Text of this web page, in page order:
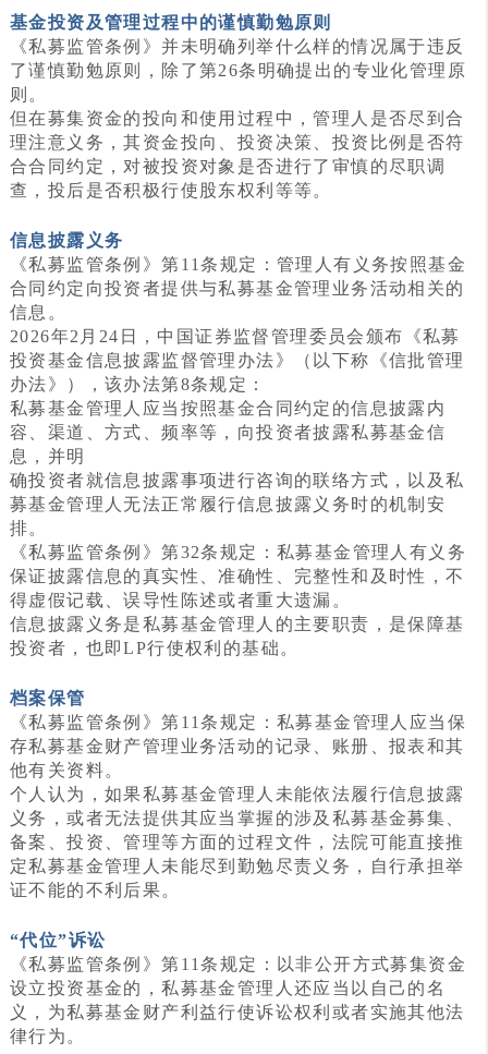
基金投资及管理过程中的谨慎勤勉原则
《私募监管条例》并未明确列举什么样的情况属于违反
了谨慎勤勉原则，除了第26条明确提出的专业化管理原
则。
但在募集资金的投向和使用过程中，管理人是否尽到合
理注意义务，其资金投向、投资决策、投资比例是否符
合合同约定，对被投资对象是否进行了审慎的尽职调
查，投后是否积极行使股东权利等等。
信息披露义务
《私募监管条例》第11条规定：管理人有义务按照基金
合同约定向投资者提供与私募基金管理业务活动相关的
信息。
2026年2月24日，中国证券监督管理委员会颁布《私募
投资基金信息披露监督管理办法》（以下称《信批管理
办法》），该办法第8条规定：
私募基金管理人应当按照基金合同约定的信息披露内
容、渠道、方式、频率等，向投资者披露私募基金信
息，并明
确投资者就信息披露事项进行咨询的联络方式，以及私
募基金管理人无法正常履行信息披露义务时的机制安
排。
《私募监管条例》第32条规定：私募基金管理人有义务
保证披露信息的真实性、准确性、完整性和及时性，不
得虚假记载、误导性陈述或者重大遗漏。
信息披露义务是私募基金管理人的主要职责，是保障基
投资者，也即LP行使权利的基础。
档案保管
《私募监管条例》第11条规定：私募基金管理人应当保
存私募基金财产管理业务活动的记录、账册、报表和其
他有关资料。
个人认为，如果私募基金管理人未能依法履行信息披露
义务，或者无法提供其应当掌握的涉及私募基金募集、
备案、投资、管理等方面的过程文件，法院可能直接推
定私募基金管理人未能尽到勤勉尽责义务，自行承担举
证不能的不利后果。
“代位”诉讼
《私募监管条例》第11条规定：以非公开方式募集资金
设立投资基金的，私募基金管理人还应当以自己的名
义，为私募基金财产利益行使诉讼权利或者实施其他法
律行为。